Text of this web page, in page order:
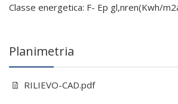
Classe energetica: F- Ep gl,nren(Kwh/
Planimetria
RILIEVO-CAD.pdf